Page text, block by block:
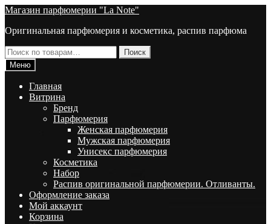
Перейти
навигации
Перейти
содержимому
Магазин парфюмерии "La Note"
Оригинальная парфюмерия и косметика, распив парфюма
Искать:
Поиск
Меню
Главная
Витрина
Брeнд
Парфюмерия
Женская парфюмерия
Мужская парфюмерия
Унисекс парфюмерия
Косметика
Набор
Распив оригинальной парфюмерии. Отливанты.
Оформление заказа
Мой аккаунт
Корзина